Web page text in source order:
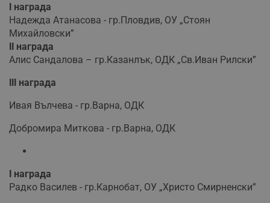
І награда
Надежда Атанасова - гр.Пловдив, ОУ „Стоян
Михайловски”
ІІ награда
Алис Сандалова – гр.Казанлък, ОДК „Св.Иван Рилски”
ІІІ награда
Ивая Вълчева - гр.Варна, ОДК
Добромира Миткова - гр.Варна, ОДК
І награда
Радко Василев - гр.Карнобат, ОУ „Христо Смирненски”